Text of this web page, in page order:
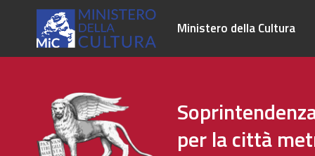
Ministero della Cultura
per la città